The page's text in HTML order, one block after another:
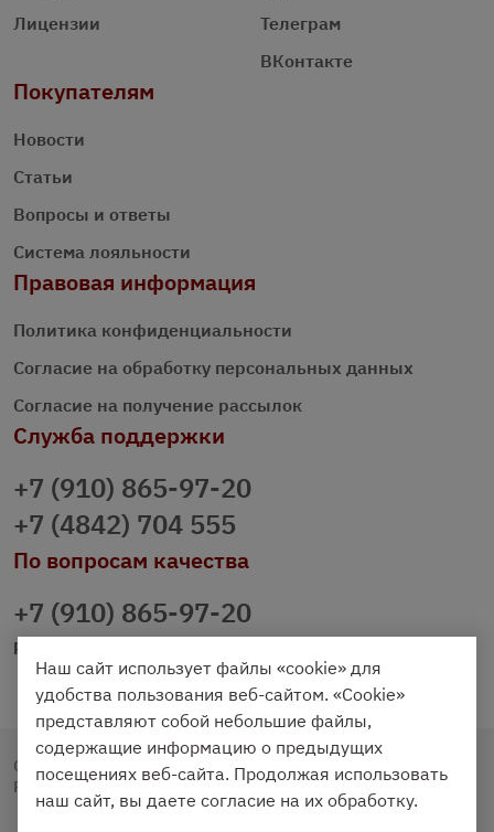
Лицензии
Телеграм
ВКонтакте
Покупателям
Новости
Статьи
Вопросы и ответы
Система лояльности
Правовая информация
Политика конфиденциальности
Согласие на обработку персональных данных
Согласие на получение рассылок
Служба поддержки
+7 (910) 865-97-20
+7 (4842) 704 555
По вопросам качества
+7 (910) 865-97-20
prazdnichniy40@palmi.ru
Copyright © 2020 - 2026. Праздничный Стол.
Разработка и продвижение - Vegas Studio
Наш сайт использует файлы «cookie» для
удобства пользования веб-сайтом. «Cookie»
представляют собой небольшие файлы,
содержащие информацию о предыдущих
посещениях веб-сайта. Продолжая использовать
наш сайт, вы даете согласие на их обработку.